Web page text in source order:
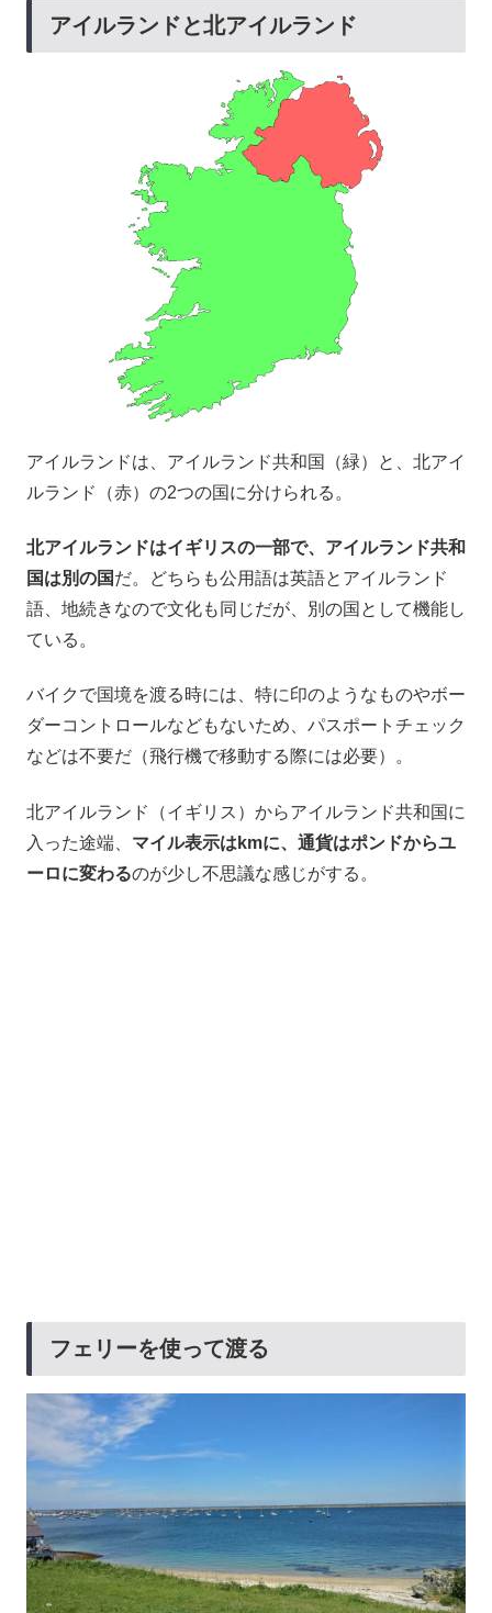
アイルランドと北アイルランド
アイルランドは、アイルランド共和国（緑）と、北アイ
ルランド（赤）の2つの国に分けられる。
北アイルランドはイギリスの一部で、アイルランド共和
国は別の国だ。どちらも公用語は英語とアイルランド
語、地続きなので文化も同じだが、別の国として機能し
ている。
バイクで国境を渡る時には、特に印のようなものやボー
ダーコントロールなどもないため、パスポートチェック
などは不要だ（飛行機で移動する際には必要）。
北アイルランド（イギリス）からアイルランド共和国に
入った途端、 マイル表示はkmに、通貨はポンドからユ
ーロに変わるのが少し不思議な感じがする。
フェリーを使って渡る